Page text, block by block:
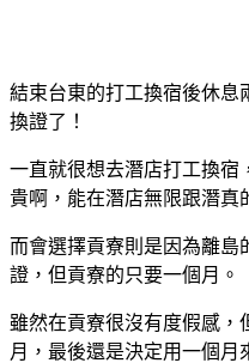
結束台東的打工換宿後休息
換證了！
一直就很想去潛店打工換宿
貴啊，能在潛店無限跟潛真
而會選擇貢寮則是因為離島
證，但貢寮的只要一個月。
雖然在貢寮很沒有度假感，
月，最後還是決定用一個月